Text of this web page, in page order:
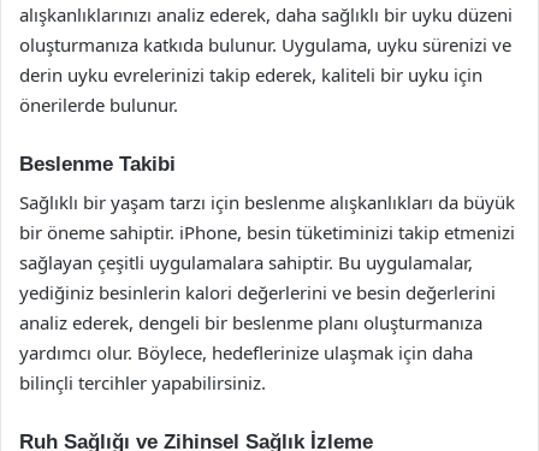
alışkanlıklarınızı analiz ederek, daha sağlıklı bir uyku düzeni
oluşturmanıza katkıda bulunur. Uygulama, uyku sürenizi ve
derin uyku evrelerinizi takip ederek, kaliteli bir uyku için
önerilerde bulunur.
Beslenme Takibi
Sağlıklı bir yaşam tarzı için beslenme alışkanlıkları da büyük
bir öneme sahiptir. iPhone, besin tüketiminizi takip etmenizi
sağlayan çeşitli uygulamalara sahiptir. Bu uygulamalar,
yediğiniz besinlerin kalori değerlerini ve besin değerlerini
analiz ederek, dengeli bir beslenme planı oluşturmanıza
yardımcı olur. Böylece, hedeflerinize ulaşmak için daha
bilinçli tercihler yapabilirsiniz.
Ruh Sağlığı ve Zihinsel Sağlık İzleme